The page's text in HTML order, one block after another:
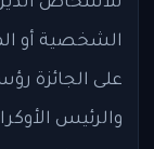
الشخصية أو
على الجائزة
والرئيس